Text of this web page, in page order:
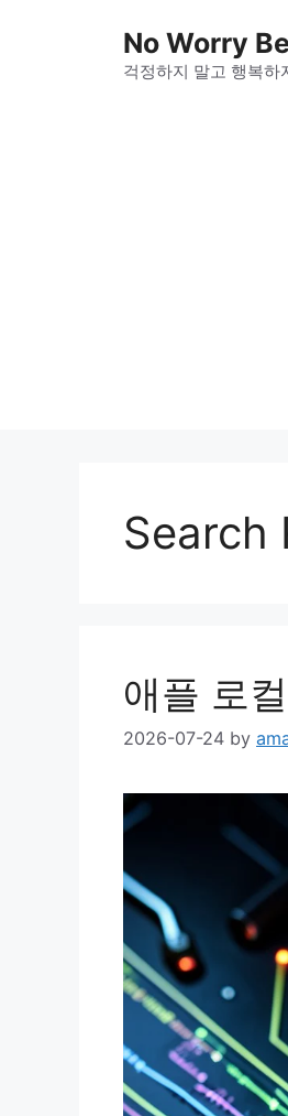
No Worry
걱정하지 말고 행복하
Search
애플 로
2026-07-24 by